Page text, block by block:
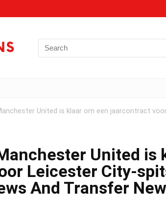
United is klaar om een ​​jaarcontract
United is
Leicester City-
And Transfer